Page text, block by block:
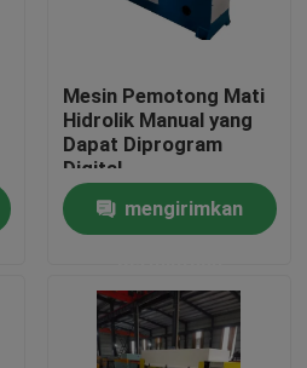
Mesin Pemotong Mati
Hidrolik Manual yang
Dapat Diprogram
Digital
mengirimkan